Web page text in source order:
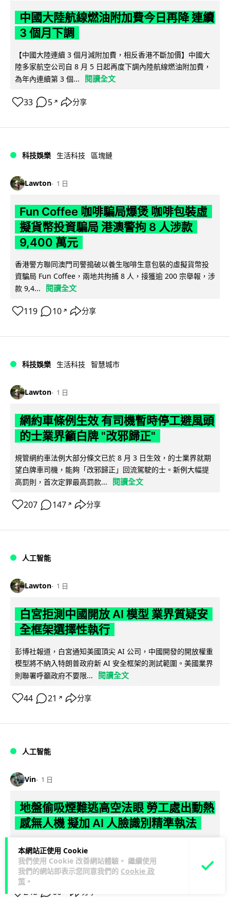
本網站正使用 Cookie
我們使用 Cookie 改善網站體驗。 繼續使用
我們的網站即表示您同意我們的 Cookie 政
策 。
中國大陸航線燃油附加費今日再降 連續
3 個月下調
【中國大陸連續 3 個月減附加費，相反香港不斷加價】中國大
陸多家航空公司自 8 月 5 日起再度下調內陸航線燃油附加費，
為年內連續第 3 個...
閱讀全文
33 5 ↗ 分享
科技娛樂 生活科技 區塊鏈
Lawton 1 日
Fun Coffee 咖啡騙局爆煲 咖啡包裝虛
擬貨幣投資騙局 港澳警拘 8 人涉款
9,400 萬元
香港警方聯同澳門司警搗破以養生咖啡生意包裝的虛擬貨幣投
資騙局 Fun Coffee，兩地共拘捕 8 人，接獲逾 200 宗舉報，涉
款 9,4...
閱讀全文
119 10 ↗ 分享
科技娛樂 生活科技 智慧城市
Lawton 1 日
網約車條例生效 有司機暫時停工避風頭
的士業界籲白牌 "改邪歸正"
規管網約車法例大部分條文已於 8 月 3 日生效，的士業界就期
望白牌車司機，能夠「改邪歸正」回流駕駛的士。新例大幅提
高罰則，首次定罪最高罰款...
閱讀全文
207 147 ↗ 分享
人工智能
Lawton 1 日
白宮拒測中國開放 AI 模型 業界質疑安
全框架選擇性執行
彭博社報道，白宮通知美國頂尖 AI 公司，中國開發的開放權重
模型將不納入特朗普政府新 AI 安全框架的測試範圍。美國業界
則聯署呼籲政府不要限...
閱讀全文
44 21 ↗ 分享
人工智能
Vin 1 日
地盤偷吸煙難逃高空法眼 勞工處出動熱
感無人機 擬加 AI 人臉識別精準執法
勞工處投入配備熱感應鏡頭的小型無人機進行高空巡邏以打擊
地盤違例吸煙，並正研究於未來一年內引入 AI 人臉識別與行為
分析功能，結合三大技術進一...
閱讀全文
248 60 分享